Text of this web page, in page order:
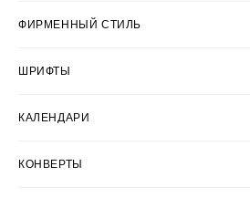
ФИРМЕННЫЙ СТИЛЬ
ШРИФТЫ
КАЛЕНДАРИ
КОНВЕРТЫ